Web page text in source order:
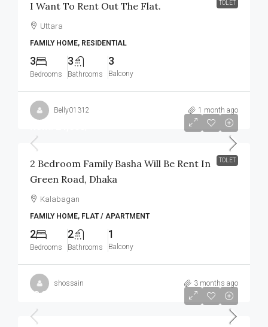
TOLET
I Want To Rent Out The Flat.
Uttara
FAMILY HOME, RESIDENTIAL
3
Bedrooms
3
Bathrooms
3
Balcony
Belly01312 1 month ago
TOLET
2 Bedroom Family Basha Will Be Rent In
Green Road, Dhaka
Kalabagan
FAMILY HOME, FLAT / APARTMENT
2
Bedrooms
2
Bathrooms
1
Balcony
shossain 3 months ago
৳8,000